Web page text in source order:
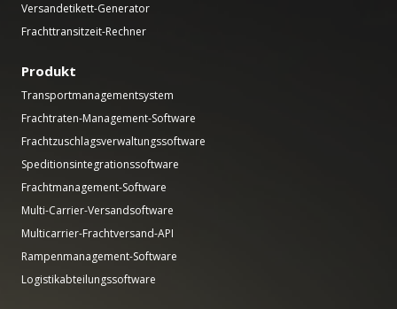
Versandetikett-Generator
Frachttransitzeit-Rechner
Produkt
Transportmanagementsystem
Frachtraten-Management-Software
Frachtzuschlagsverwaltungssoftware
Speditionsintegrationssoftware
Frachtmanagement-Software
Multi-Carrier-Versandsoftware
Multicarrier-Frachtversand-API
Rampenmanagement-Software
Logistikabteilungssoftware